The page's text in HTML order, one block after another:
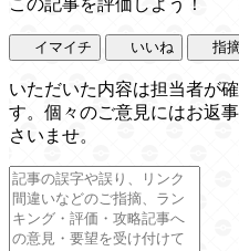
この記事を評価しよう！
イマイチ いいね 指
いただいた内容は担当者が
す。個々のご意見にはお返
さいませ。